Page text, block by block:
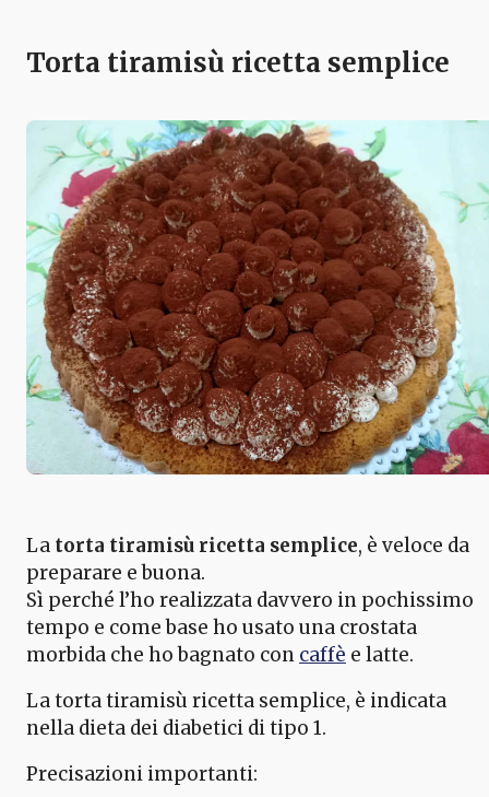
Torta tiramisù ricetta semplice
La torta tiramisù ricetta semplice, è veloce da
preparare e buona.
Sì perché l’ho realizzata davvero in pochissimo
tempo e come base ho usato una crostata
morbida che ho bagnato con caffè e latte.
La torta tiramisù ricetta semplice, è indicata
nella dieta dei diabetici di tipo 1.
Precisazioni importanti: